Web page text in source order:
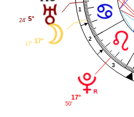
1
2
3
5°
24'
17°
17'
17°
50'